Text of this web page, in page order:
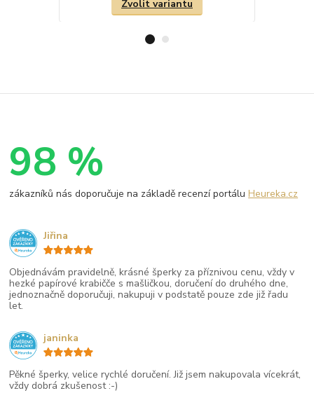
Zvolit variantu
98 %
zákazníků nás doporučuje na základě recenzí portáluHeureka.cz
Objednávám pravidelně, krásné šperky za příznivou cenu, vždy v
hezké papírové krabičče s mašličkou, doručení do druhého dne,
jednoznačně doporučuji, nakupuji v podstatě pouze zde již řadu
let.
Jiřina
Pěkné šperky, velice rychlé doručení. Již jsem nakupovala vícekrát,
vždy dobrá zkušenost :-)
janinka